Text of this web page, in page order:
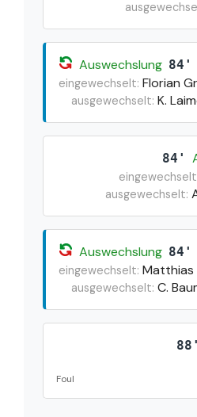
Auswechslung 84'
eingewechselt: Florian
ausgewechselt: K.
84'
ausgewechselt:
Auswechslung 84'
eingewechselt: Matthias
ausgewechselt: C.
88'
Foul